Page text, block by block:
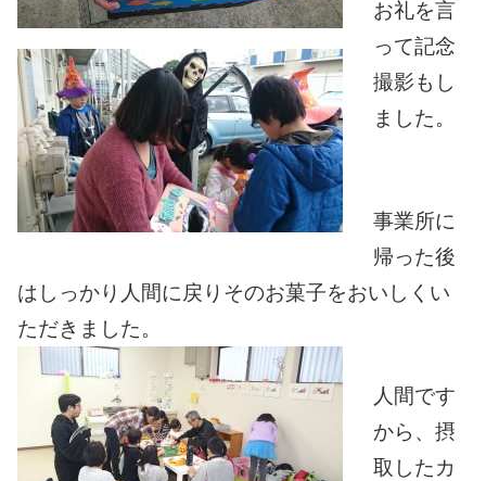
お礼を言
って記念
撮影もし
ました。
事業所に
帰った後
はしっかり人間に戻りそのお菓子をおいしくい
ただきました。
人間です
から、摂
取したカ